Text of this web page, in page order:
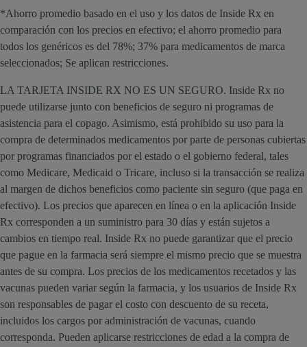
*Ahorro promedio basado en el uso y los datos de Inside Rx en
comparación con los precios en efectivo; el ahorro promedio para
todos los genéricos es del 78%; 37% para medicamentos de marca
seleccionados; Se aplican restricciones.
LA TARJETA INSIDE RX NO ES UN SEGURO. Inside Rx no
puede utilizarse junto con beneficios de seguro ni programas de
asistencia para el copago. Asimismo, está prohibido su uso para la
compra de determinados medicamentos por parte de personas cubiertas
por programas financiados por el estado o el gobierno federal, tales
como Medicare, Medicaid o Tricare, incluso si la transacción se realiza
al margen de dichos beneficios como paciente sin seguro (que paga en
efectivo). Los precios que aparecen en línea o en la aplicación Inside
Rx corresponden a un suministro para 30 días y están sujetos a
cambios en tiempo real. Inside Rx no puede garantizar que el precio
que pague en la farmacia será siempre el mismo precio que se muestra
antes de su compra. Los precios de los medicamentos recetados y las
vacunas pueden variar según la farmacia, y los usuarios de Inside Rx
son responsables de pagar el costo con descuento de su receta,
incluidos los cargos por administración de vacunas, cuando
corresponda. Pueden aplicarse restricciones de edad a la compra de